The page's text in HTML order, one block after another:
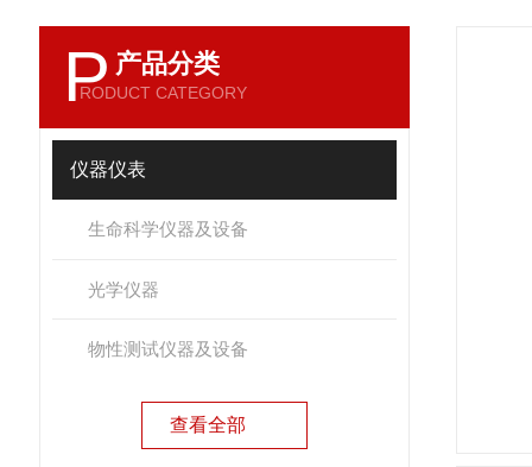
P 产品分类
RODUCT CATEGORY
仪器仪表
生命科学仪器及设备
光学仪器
物性测试仪器及设备
查看全部